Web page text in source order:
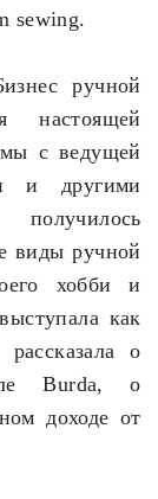
sewing.
ручной
настоящей
с ведущей
и другими
виды ручной
хобби и
как
о
Burda, о
доходе от